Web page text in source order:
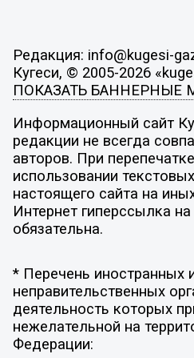
Редакция: info@kugesi-
Кугеси, © 2005-2026
ПОКАЗАТЬ БАННЕРНЫЕ
Информационный сайт
редакции не всегда
авторов. При
использовании
настоящего сайта на
Интернет гиперссылка
обязательна.
* Перечень иностранных
неправительственных
деятельность которых
нежелательной на
Федерации: